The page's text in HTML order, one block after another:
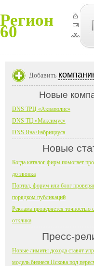
Регион
60
Добавить
Новые
DNS ТРЦ «Акваполис»
DNS ТЦ «Максимус»
DNS Яна Фабрициуса
Новые
Когда каталог фирм помогает
до звонка
Портал, форум или блог
порядком публикаций
Реклама проверяется точностью
отклика
Пресс-
Новые лимиты дохода ставят
модель бизнеса Пскова под